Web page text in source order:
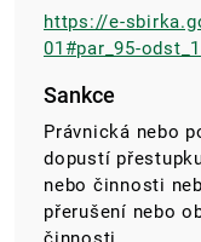
https://e-
01#par_95-odst_1
Sankce
Právnická nebo
dopustí
nebo činnosti
přerušení nebo